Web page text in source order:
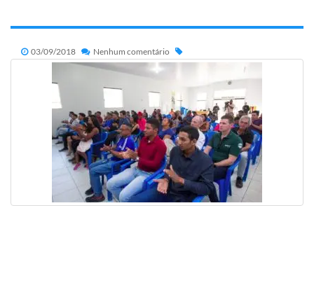
03/09/2018 Nenhum comentário